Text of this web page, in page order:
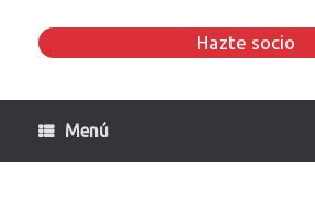
Hazte socio
Menú